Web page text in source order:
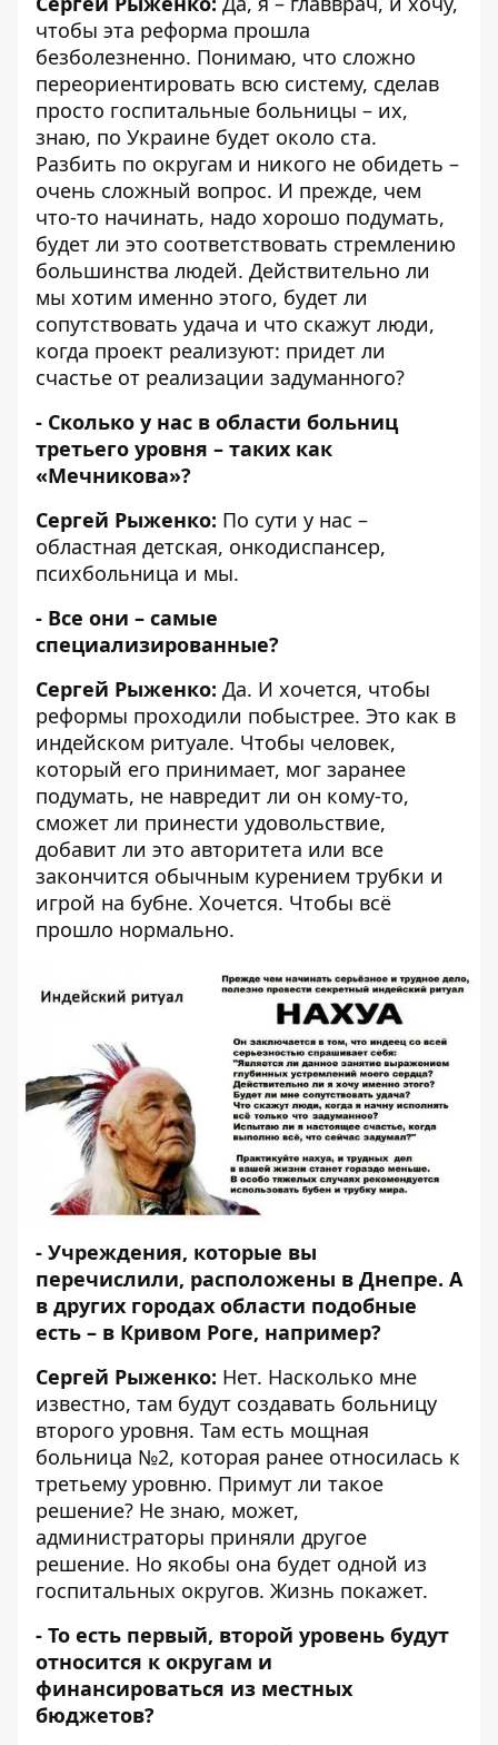
чтобы эта реформа прошла
безболезненно. Понимаю, что сложно
переориентировать всю систему, сделав
просто госпитальные больницы – их,
знаю, по Украине будет около ста.
Разбить по округам и никого не обидеть –
очень сложный вопрос. И прежде, чем
что-то начинать, надо хорошо подумать,
будет ли это соответствовать стремлению
большинства людей. Действительно ли
мы хотим именно этого, будет ли
сопутствовать удача и что скажут люди,
когда проект реализуют: придет ли
счастье от реализации задуманного?
- Сколько у нас в области больниц
третьего уровня – таких как
«Мечникова»?
Сергей Рыженко: По сути у нас –
областная детская, онкодиспансер,
психбольница и мы.
- Все они – самые
специализированные?
Сергей Рыженко: Да. И хочется, чтобы
реформы проходили побыстрее. Это как в
индейском ритуале. Чтобы человек,
который его принимает, мог заранее
подумать, не навредит ли он кому-то,
сможет ли принести удовольствие,
добавит ли это авторитета или все
закончится обычным курением трубки и
игрой на бубне. Хочется. Чтобы всё
прошло нормально.
- Учреждения, которые вы
перечислили, расположены в Днепре. А
в других городах области подобные
есть – в Кривом Роге, например?
Сергей Рыженко: Нет. Насколько мне
известно, там будут создавать больницу
второго уровня. Там есть мощная
больница №2, которая ранее относилась к
третьему уровню. Примут ли такое
решение? Не знаю, может,
администраторы приняли другое
решение. Но якобы она будет одной из
госпитальных округов. Жизнь покажет.
- То есть первый, второй уровень будут
относится к округам и
финансироваться из местных
бюджетов?